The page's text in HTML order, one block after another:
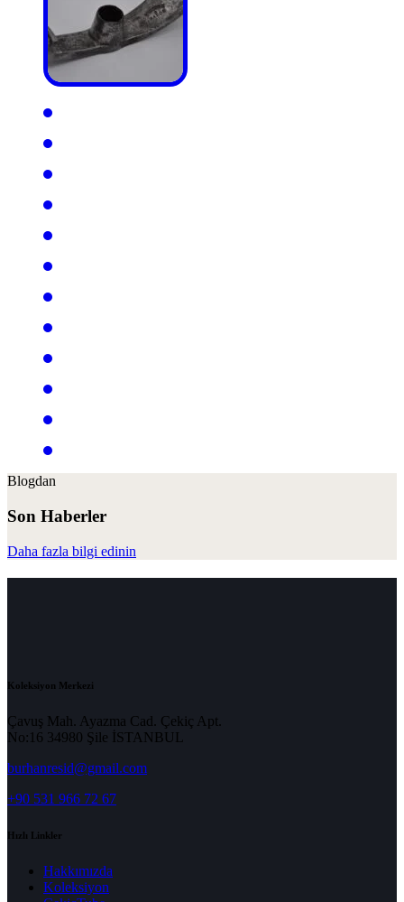
Blogdan
Son Haberler
Daha fazla bilgi edinin
Koleksiyon Merkezi
Çavuş Mah. Ayazma Cad. Çekiç Apt.
No:16 34980 Şile İSTANBUL
burhanresid@gmail.com
+90 531 966 72 67
Hızlı Linkler
Hakkımızda
Koleksiyon